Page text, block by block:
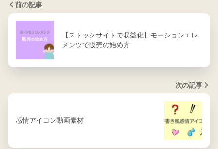
前の記事
【ストックサイトで収益化】モーションエレ
メンツで販売の始め方
次の記事
感情アイコン動画素材